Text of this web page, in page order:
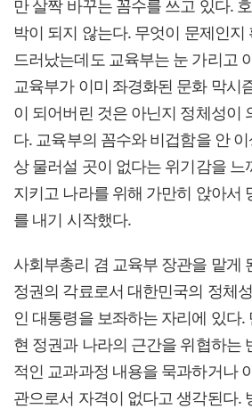
만 살짝 바꾸는 꼼수를 쓰고 있다.
박이 되지 않는다. 무엇이 문제인지
드러났는데도 교육부는 눈 가리고
교육부가 이미 좌경화된 문화 막시
이 되어버린 것은 아닌지 정체성이
다. 교육부의 꼼수와 비겁함을 안
상 물러설 곳이 없다는 위기감을 느
지키고 나라를 위해 가만히 앉아서
를 내기 시작했다.
사회부총리 겸 교육부 장관을 맡게
정권의 각료로서 대한민국의 정체
인 대통령을 보좌하는 자리에 있다.
현 정권과 나라의 근간을 위협하는
적인 교과과정 내용을 묵과하거나
관으로서 자격이 없다고 생각된다.